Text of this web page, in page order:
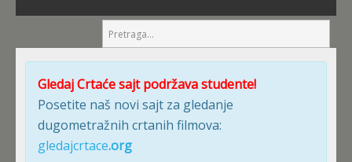
Gledaj Crtaće sajt podržava studente!
Posetite naš novi sajt za gledanje
dugometražnih crtanih filmova:
gledajcrtace.org